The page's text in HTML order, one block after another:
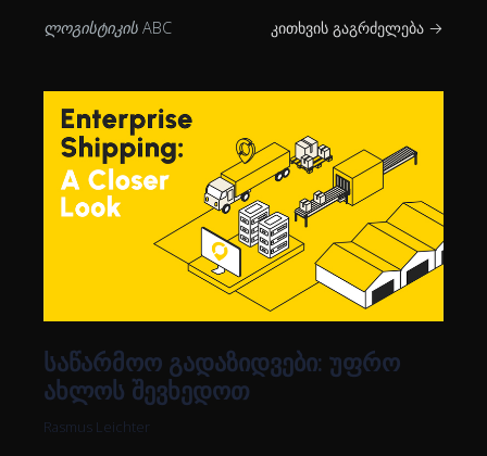
ლოგისტიკის ABC კითხვის გაგრძელება →
საწარმოო გადაზიდვები: უფრო
ახლოს შევხედოთ
Rasmus Leichter